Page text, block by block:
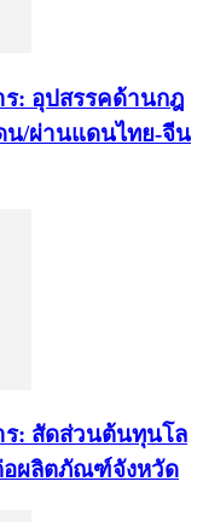
ร: อุปสรรคด้านกฎ
น/ผ่านแดนไทย-จีน
ร: สัดส่วนต้นทุนโล
อผลิตภัณฑ์จังหวัด